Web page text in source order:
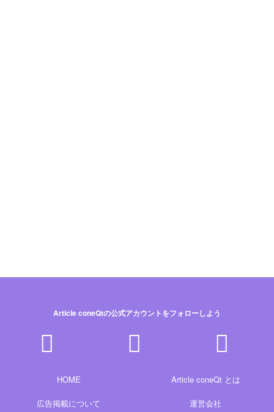
Article coneQtの公式アカウントをフォローしよう
HOME Article coneQt とは
広告掲載について 運営会社